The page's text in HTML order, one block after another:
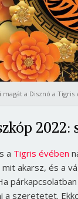
a Disznó a Tigris
2022:
a Tigris évében
akarsz, és a
a szeretetet.